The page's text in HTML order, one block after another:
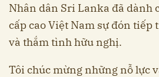
Nhân dân Sri Lanka đã dành
cấp cao Việt Nam sự đón tiếp
và thắm tình hữu nghị.
Tôi chúc mừng những nỗ lực